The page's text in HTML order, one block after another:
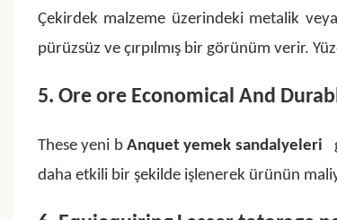
Çekirdek malzeme üzerindeki metalik
pürüzsüz ve çırpılmış bir görünüm verir.
5. Ore ore Economical And
These yeni b Anquet yemek sandalyeleri
daha etkili bir şekilde işlenerek ürünün